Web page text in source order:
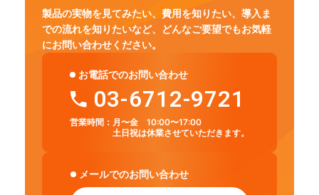
製品の実物を見てみたい、費用を知りたい、導入ま
での流れを知りたいなど、
どんなご要望でもお気軽
にお問い合わせください。
お電話でのお問い合わせ
03-6712-9721
営業時間： 月〜金 10:00〜17:00
土日祝は休業させていただきます。
メールでのお問い合わせ